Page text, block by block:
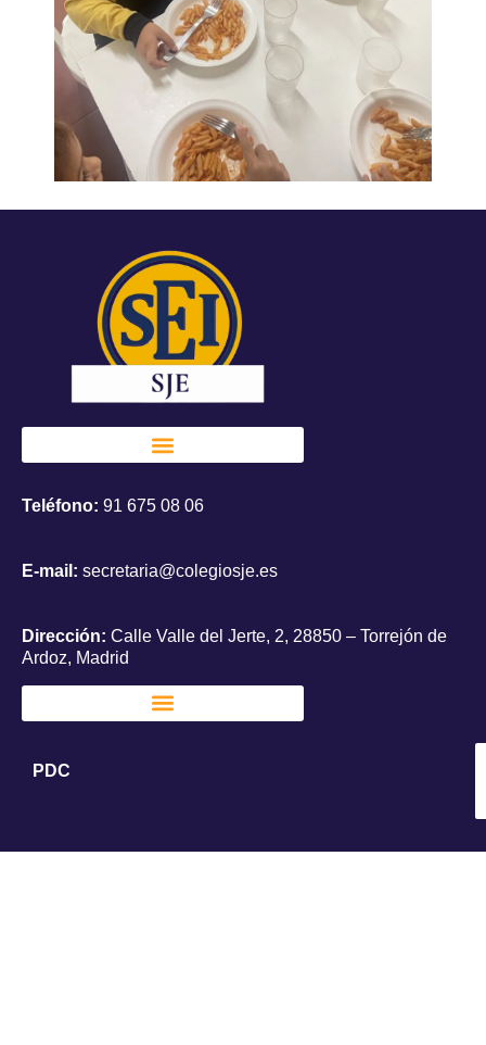
Teléfono: 91 675 08 06
E-mail: secretaria@colegiosje.es
Dirección: Calle Valle del Jerte, 2, 28850 – Torrejón de
Ardoz, Madrid
PDC